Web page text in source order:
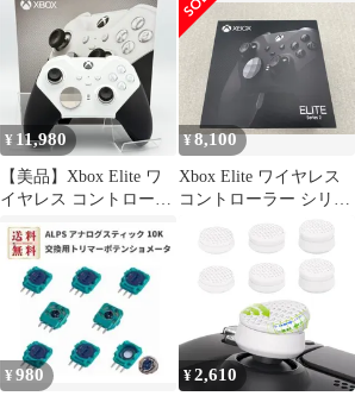
G265
Series 2 Core Edition ホ
ワイト
¥ 11,980
【美品】Xbox Elite ワ
イヤレス コントローラ
ー シリーズ 2 Core ホワ
イト 4IK-00003
¥8,100
Xbox Elite ワイヤレス
コントローラー シリー
¥ 980 ¥2,610